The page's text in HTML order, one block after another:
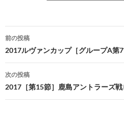
投
稿
ナ
ビ
ゲ
前の投稿
2017ルヴァンカップ［グループA第
次の投稿
2017［第15節］鹿島アントラーズ